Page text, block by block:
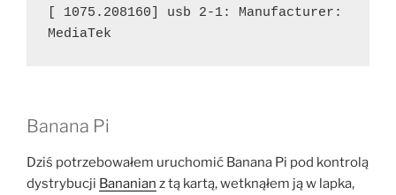
[ 1075.208160] usb 2-1: Manufacturer:
MediaTek
Banana Pi
Dziś potrzebowałem uruchomić Banana Pi pod kontrolą
dystrybucji Bananian z tą kartą, wetknąłem ją w lapka,